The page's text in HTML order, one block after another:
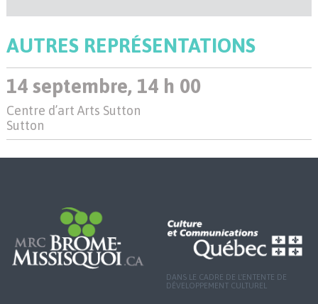
AUTRES REPRÉSENTATIONS
14 septembre, 14 h 00
Centre d’art Arts Sutton
Sutton
DANS LE CADRE DE L'ENTENTE DE
DÉVELOPPEMENT CULTUREL